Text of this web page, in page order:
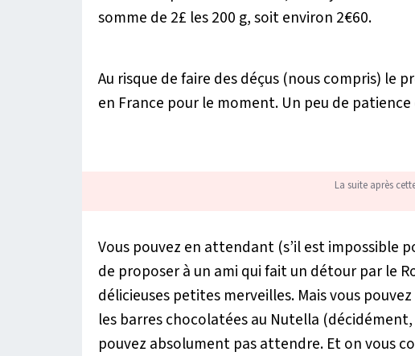
somme de 2£ les 200 g, soit environ 2€60.
Au risque de faire des déçus (nous compris) le
en France pour le moment. Un peu de
La suite après
Vous pouvez en attendant (s’il est impossible
de proposer à un ami qui fait un détour par le
délicieuses petites merveilles. Mais vous
les barres chocolatées au Nutella (décidément,
pouvez absolument pas attendre. Et on vous